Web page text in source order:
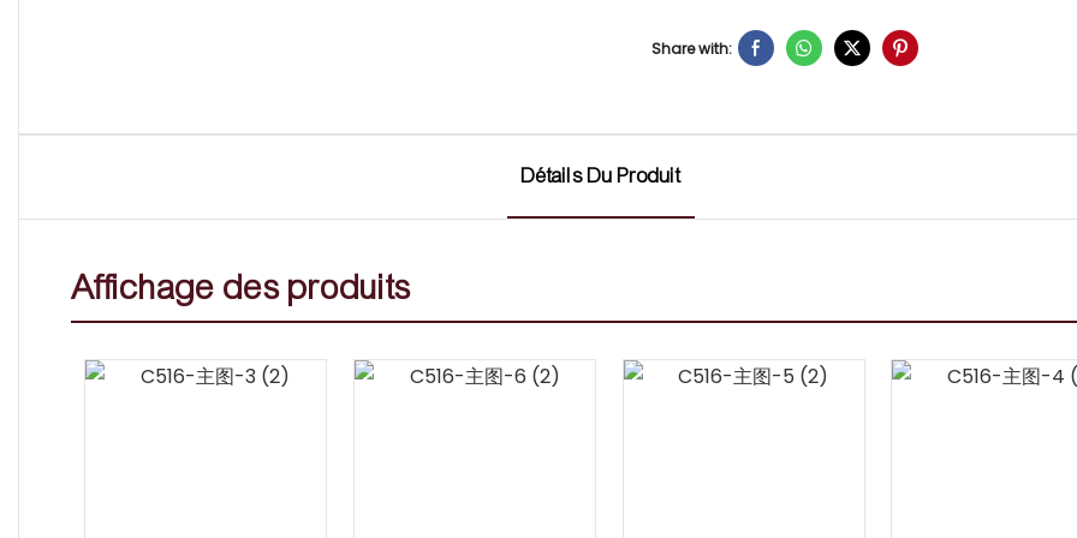
Share with:
Détails Du Produit
Affichage des produits